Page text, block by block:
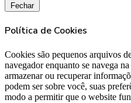
Fechar
Política de Cookies
Cookies são pequenos arquivos
navegador enquanto se navega
armazenar ou recuperar
podem ser sobre você, suas
modo a permitir que o website